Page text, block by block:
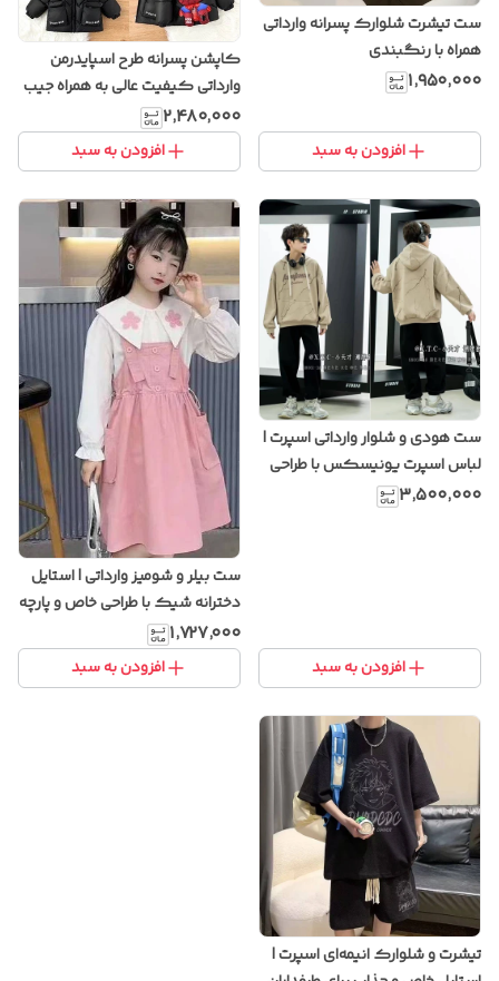
ست تیشرت شلوارک پسرانه وارداتی
همراه با رنگبندی
۱٬۹۵۰٬۰۰۰
افزودن به سبد
کاپشن پسرانه طرح اسپایدرمن
وارداتی کیفیت عالی به همراه جیب
زیپدار در پشت
۲٬۴۸۰٬۰۰۰
افزودن به سبد
ست هودی و شلوار وارداتی اسپرت |
لباس اسپرت یونیسکس با طراحی
خاص و پارچه باکیفیت
۳٬۵۰۰٬۰۰۰
افزودن به سبد
ست بیلر و شومیز وارداتی | استایل
دخترانه شیک با طراحی خاص و پارچه
باکیفیت
۱٬۷۲۷٬۰۰۰
افزودن به سبد
تیشرت و شلوارک انیمه‌ای اسپرت |